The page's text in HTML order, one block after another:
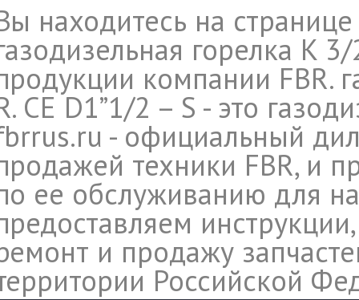
находитесь на
горелка K
компании FBR.
CE D1”1/2 – S - это
- официальный
техники FBR, и
ее обслуживанию для
и продажу
Российской